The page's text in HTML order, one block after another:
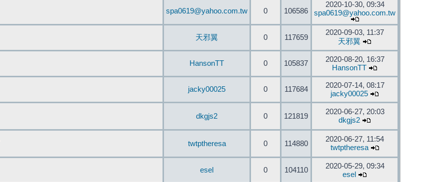
spa0619@yahoo.com.tw 0 106586
2020-10-30, 09:34
spa0619@yahoo.com.tw
天邪翼 0 117659
2020-09-03, 11:37
天邪翼
HansonTT 0 105837
2020-08-20, 16:37
HansonTT
jacky00025 0 117684
2020-07-14, 08:17
jacky00025
dkgjs2 0 121819
2020-06-27, 20:03
dkgjs2
twtptheresa 0 114880
2020-06-27, 11:54
twtptheresa
esel 0 104110
2020-05-29, 09:34
esel